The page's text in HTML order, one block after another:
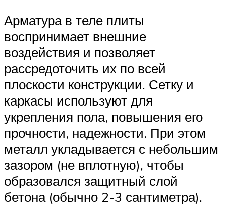
Арматура в теле плиты
воспринимает внешние
воздействия и позволяет
рассредоточить их по всей
плоскости конструкции. Сетку и
каркасы используют для
укрепления пола, повышения его
прочности, надежности. При этом
металл укладывается с небольшим
зазором (не вплотную), чтобы
образовался защитный слой
бетона (обычно 2-3 сантиметра).